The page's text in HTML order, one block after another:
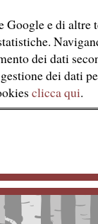
Google e di altre
dei dati
dei dati
clicca qui.